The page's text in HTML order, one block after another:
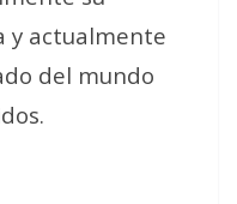
y actualmente
del mundo